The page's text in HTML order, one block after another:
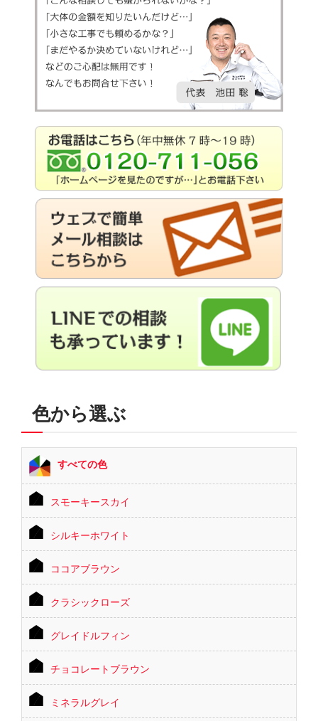
色から選ぶ
すべての色
スモーキースカイ
シルキーホワイト
ココアブラウン
クラシックローズ
グレイドルフィン
チョコレートブラウン
ミネラルグレイ